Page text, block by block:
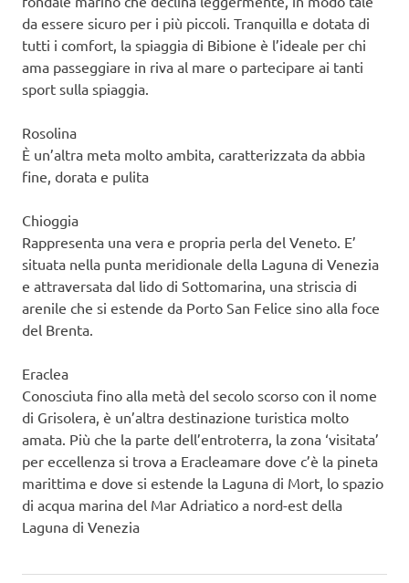
da essere sicuro per i più piccoli. Tranquilla e dotata di
tutti i comfort, la spiaggia di Bibione è l’ideale per chi
ama passeggiare in riva al mare o partecipare ai tanti
sport sulla spiaggia.
Rosolina
È un’altra meta molto ambita, caratterizzata da abbia
fine, dorata e pulita
Chioggia
Rappresenta una vera e propria perla del Veneto. E’
situata nella punta meridionale della Laguna di Venezia
e attraversata dal lido di Sottomarina, una striscia di
arenile che si estende da Porto San Felice sino alla foce
del Brenta.
Eraclea
Conosciuta fino alla metà del secolo scorso con il nome
di Grisolera, è un’altra destinazione turistica molto
amata. Più che la parte dell’entroterra, la zona ‘visitata’
per eccellenza si trova a Eracleamare dove c’è la pineta
marittima e dove si estende la Laguna di Mort, lo spazio
di acqua marina del Mar Adriatico a nord-est della
Laguna di Venezia